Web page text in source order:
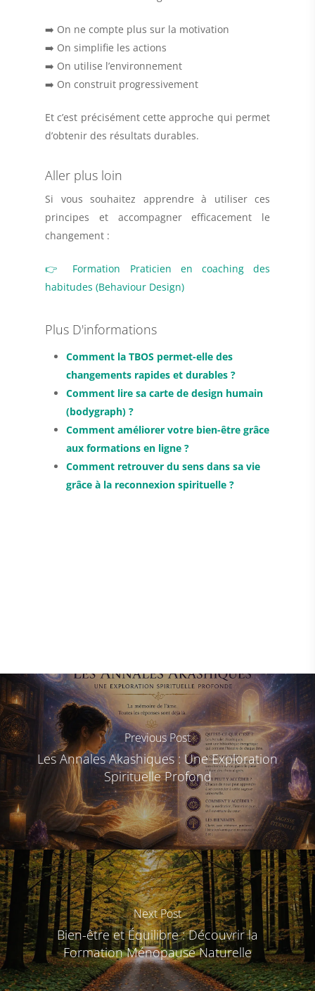
➡️ On ne compte plus sur la motivation
➡️ On simplifie les actions
➡️ On utilise l’environnement
➡️ On construit progressivement
Et c’est précisément cette approche qui permet
d’obtenir des résultats durables.
Aller plus loin
Si vous souhaitez apprendre à utiliser ces
principes et accompagner efficacement le
changement :
👉 Formation Praticien en coaching des
habitudes (Behaviour Design)
Plus D'informations
Comment la TBOS permet-elle des
changements rapides et durables ?
Comment lire sa carte de design humain
(bodygraph) ?
Comment améliorer votre bien-être grâce
aux formations en ligne ?
Comment retrouver du sens dans sa vie
grâce à la reconnexion spirituelle ?
Previous Post
Les Annales Akashiques : Une Exploration
Spirituelle Profond
Next Post
Bien-être et Équilibre : Découvrir la
Formation Ménopause Naturelle